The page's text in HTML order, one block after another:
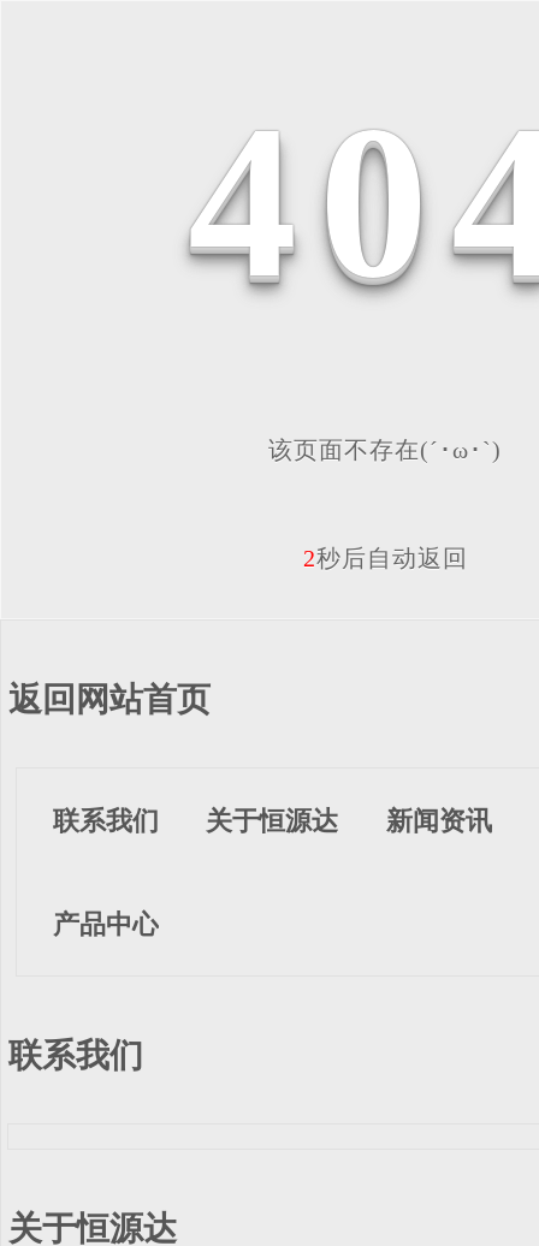
40
该页面不存在(´･ω･`)
2秒后自动返回
返回网站首页
联系我们 关于恒源达 新闻资讯
产品中心
联系我们
关于恒源达